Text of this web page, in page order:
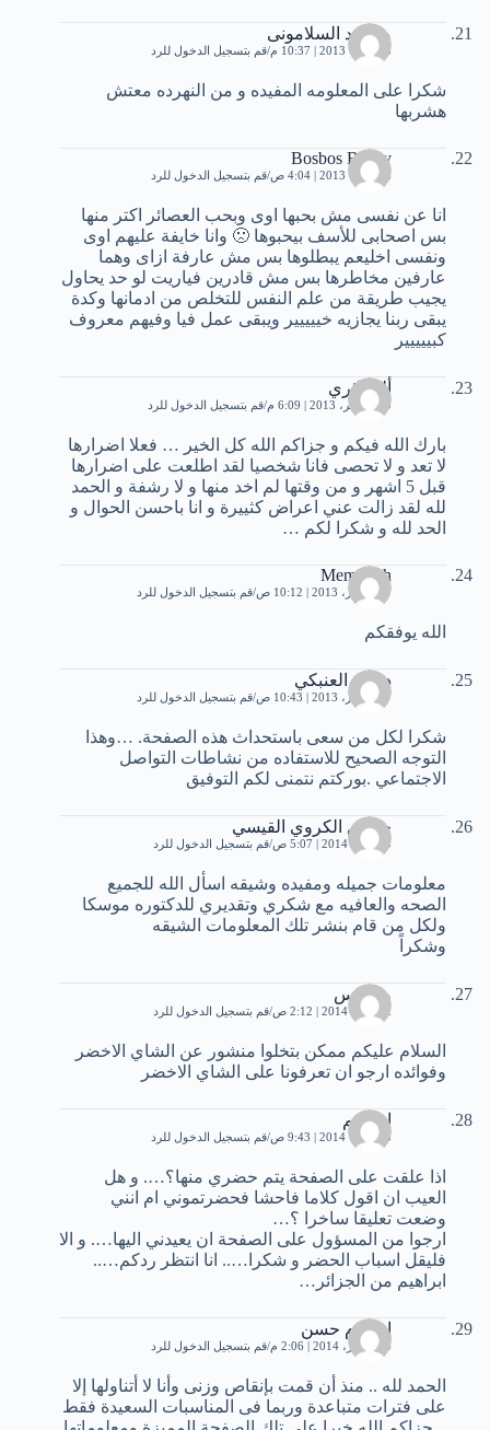
محمود السلامونى
5 أكتوبر، 2013 | 10:37 م قم بتسجيل الدخول للرد
شكرا على المعلومه المفيده و من النهرده معتش
هشربها
Bosbos Boosy
6 أكتوبر، 2013 | 4:04 ص قم بتسجيل الدخول للرد
انا عن نفسى مش بحبها اوى وبحب العصائر اكتر منها
بس اصحابى للأسف بيحبوها 🙁 وانا خايفة عليهم اوى
ونفسى اخليعم يبطلوها بس مش عارفة ازاى وهما
عارفين مخاطرها بس مش قادرين فياريت لو حد يحاول
يجيب طريقة من علم النفس للتخلص من ادمانها وكدة
يبقى ربنا يجازيه خييييير ويبقى عمل فيا وفيهم معروف
كبييييير
ألجزائري
20 نوفمبر، 2013 | 6:09 م قم بتسجيل الدخول للرد
بارك الله فيكم و جزاكم الله كل الخير … فعلا اضرارها
لا تعد و لا تحصى فانا شخصيا لقد اطلعت على اضرارها
قبل 5 اشهر و من وقتها لم اخد منها و لا رشفة و الحمد
لله لقد زالت عني اعراض كثييرة و انا باحسن الحوال و
الحد لله و شكرا لكم …
Memdouh
7 ديسمبر، 2013 | 10:12 ص قم بتسجيل الدخول للرد
الله يوفقكم
د نزار العنبكي
7 ديسمبر، 2013 | 10:43 ص قم بتسجيل الدخول للرد
شكرا لكل من سعى باستحداث هذه الصفحة. …وهذا
التوجه الصحيح للاستفاده من نشاطات التواصل
اﻻجتماعي .بوركتم نتمنى لكم التوفيق
حسين الكروي القيسي
10 يناير، 2014 | 5:07 ص قم بتسجيل الدخول للرد
معلومات جميله ومفيده وشيقه اسأل الله للجميع
الصحه والعافيه مع شكري وتقديري للدكتوره موسكا
ولكل من قام بنشر تلك المعلومات الشيقه
وشكراً
ون بيس
12 يناير، 2014 | 2:12 ص قم بتسجيل الدخول للرد
السلام عليكم ممكن بتخلوا منشور عن الشاي الاخضر
وفوائده ارجو ان تعرفونا على الشاي الاخضر
ابراهيم
3 فبراير، 2014 | 9:43 ص قم بتسجيل الدخول للرد
اذا علقت على الصفحة يتم حضري منها؟…. و هل
العيب ان اقول كلاما فاحشا فحضرتموني ام انني
وضعت تعليقا ساخرا ؟…
ارجوا من المسؤول على الصفحة ان يعيدني اليها…. و الا
فليقل اسباب الحضر و شكرا….. انا انتظر ردكم…..
ابراهيم من الجزائر…
إسﻻم حسن
14 فبراير، 2014 | 2:06 م قم بتسجيل الدخول للرد
الحمد لله .. منذ أن قمت بإنقاص وزنى وأنا ﻻ أتناولها إﻻ
على فترات متباعدة وربما فى المناسبات السعيدة فقط